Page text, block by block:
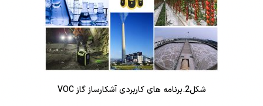
شکل2.برنامه های کاربردی آشکارساز گاز VOC